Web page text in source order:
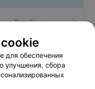
в Витебске
для обеспечения
улучшения, сбора